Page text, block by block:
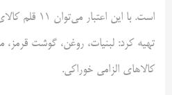
است. با این
تهیه کرد: لبنیات، روغن، گوشت قرمز،
کالاهای الزامی خوراکی.